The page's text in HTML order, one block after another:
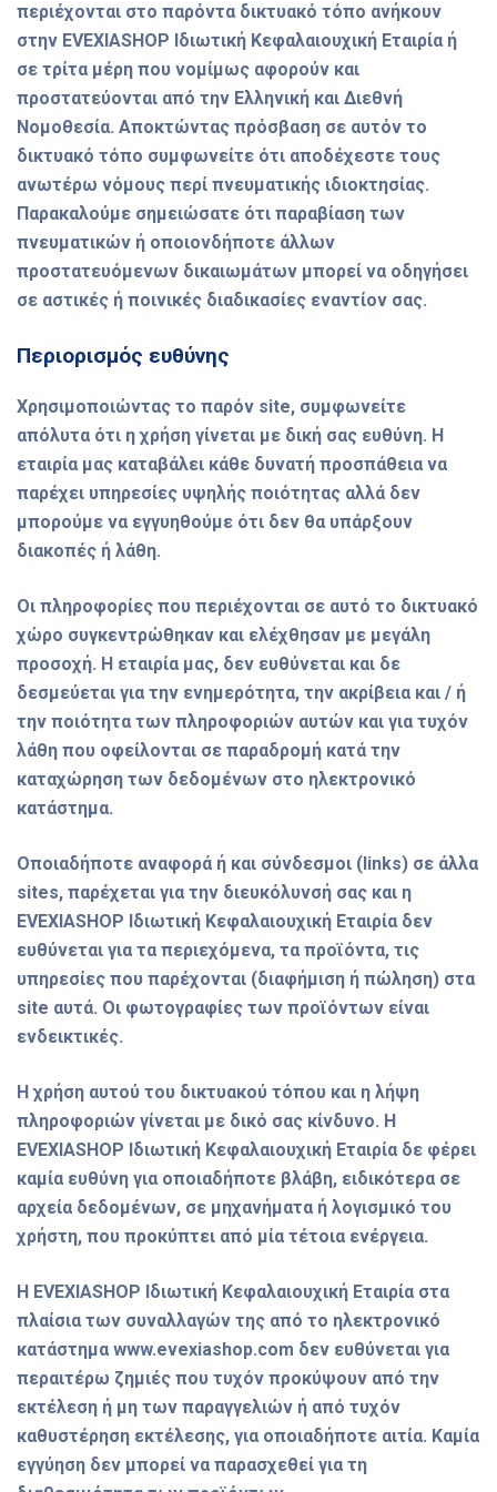
περιέχονται στο παρόντα δικτυακό τόπο ανήκουν
στην EVEXIASHOP Ιδιωτική Κεφαλαιουχική Εταιρία ή
σε τρίτα μέρη που νομίμως αφορούν και
προστατεύονται από την Ελληνική και Διεθνή
Νομοθεσία. Αποκτώντας πρόσβαση σε αυτόν το
δικτυακό τόπο συμφωνείτε ότι αποδέχεστε τους
ανωτέρω νόμους περί πνευματικής ιδιοκτησίας.
Παρακαλούμε σημειώσατε ότι παραβίαση των
πνευματικών ή οποιονδήποτε άλλων
προστατευόμενων δικαιωμάτων μπορεί να οδηγήσει
σε αστικές ή ποινικές διαδικασίες εναντίον σας.
Περιορισμός ευθύνης
Χρησιμοποιώντας το παρόν site, συμφωνείτε
απόλυτα ότι η χρήση γίνεται με δική σας ευθύνη. Η
εταιρία μας καταβάλει κάθε δυνατή προσπάθεια να
παρέχει υπηρεσίες υψηλής ποιότητας αλλά δεν
μπορούμε να εγγυηθούμε ότι δεν θα υπάρξουν
διακοπές ή λάθη.
Οι πληροφορίες που περιέχονται σε αυτό το δικτυακό
χώρο συγκεντρώθηκαν και ελέχθησαν με μεγάλη
προσοχή. Η εταιρία μας, δεν ευθύνεται και δε
δεσμεύεται για την ενημερότητα, την ακρίβεια και / ή
την ποιότητα των πληροφοριών αυτών και για τυχόν
λάθη που οφείλονται σε παραδρομή κατά την
καταχώρηση των δεδομένων στο ηλεκτρονικό
κατάστημα.
Οποιαδήποτε αναφορά ή και σύνδεσμοι (links) σε άλλα
sites, παρέχεται για την διευκόλυνσή σας και η
EVEXIASHOP Ιδιωτική Κεφαλαιουχική Εταιρία δεν
ευθύνεται για τα περιεχόμενα, τα προϊόντα, τις
υπηρεσίες που παρέχονται (διαφήμιση ή πώληση) στα
site αυτά. Οι φωτογραφίες των προϊόντων είναι
ενδεικτικές.
Η χρήση αυτού του δικτυακού τόπου και η λήψη
πληροφοριών γίνεται με δικό σας κίνδυνο. Η
EVEXIASHOP Ιδιωτική Κεφαλαιουχική Εταιρία δε φέρει
καμία ευθύνη για οποιαδήποτε βλάβη, ειδικότερα σε
αρχεία δεδομένων, σε μηχανήματα ή λογισμικό του
χρήστη, που προκύπτει από μία τέτοια ενέργεια.
Η EVEXIASHOP Ιδιωτική Κεφαλαιουχική Εταιρία στα
πλαίσια των συναλλαγών της από το ηλεκτρονικό
κατάστημα www.evexiashop.com δεν ευθύνεται για
περαιτέρω ζημιές που τυχόν προκύψουν από την
εκτέλεση ή μη των παραγγελιών ή από τυχόν
καθυστέρηση εκτέλεσης, για οποιαδήποτε αιτία. Καμία
εγγύηση δεν μπορεί να παρασχεθεί για τη